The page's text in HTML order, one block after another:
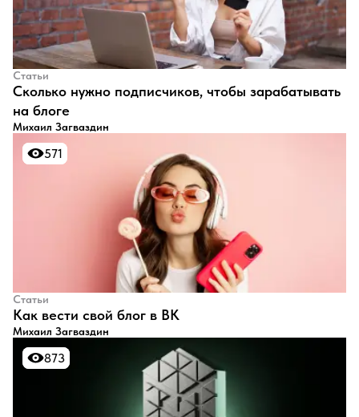
Статьи
​Сколько нужно подписчиков, чтобы зарабатывать
на блоге
Михаил Загваздин
571
571
Статьи
​Как вести свой блог в ВК
Михаил Загваздин
873
873